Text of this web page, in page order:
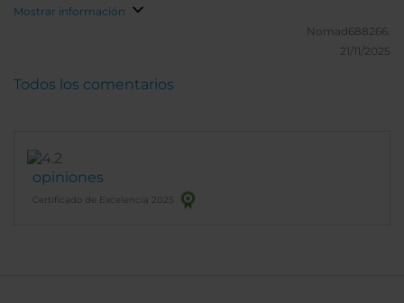
Mostrar información
Nomad688266.
21/11/2025
opiniones
Certificado de Excelencia 2025
Todos los comentarios